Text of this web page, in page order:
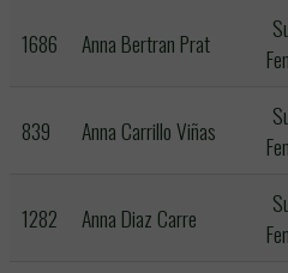
1686 Anna Bertran Prat
839 Anna Carrillo Viñas
1282 Anna Diaz Carre